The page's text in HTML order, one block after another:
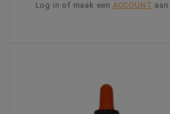
Log in of maak een ACCOUNT